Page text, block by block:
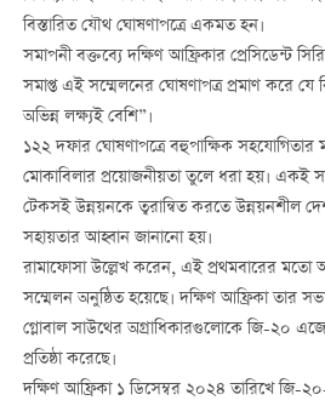
বিস্তারিত যৌথ ঘোষণাপত্রে একমত হন।
সমাপনী বক্তব্যে দক্ষিণ আফ্রিকার প্রেসিডেন্ট
সমাপ্ত এই সম্মেলনের ঘোষণাপত্র প্রমাণ করে যে
অভিন্ন লক্ষ্যই বেশি”।
১২২ দফার ঘোষণাপত্রে বহুপাক্ষিক সহযোগিতার
মোকাবিলার প্রয়োজনীয়তা তুলে ধরা হয়। একই
টেকসই উন্নয়নকে ত্বরান্বিত করতে
সহায়তার আহ্বান জানানো হয়।
রামাফোসা উল্লেখ করেন, এই প্রথমবারের মতো
সম্মেলন অনুষ্ঠিত হয়েছে। দক্ষিণ আফ্রিকা তার
গ্লোবাল সাউথের অগ্রাধিকারগুলোকে জি-২০
প্রতিষ্ঠা করেছে।
দক্ষিণ আফ্রিকা ১ ডিসেম্বর ২০২৪ তারিখে জি-